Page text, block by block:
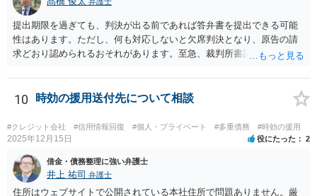
提出期限を過ぎても、判決が出る前であれば答弁書を提出できる可能
性はあります。ただし、何も対応しないと欠席判決となり、原告の請
求どおり認められるおそれがあります。至急、裁判所書記官に連絡し
10 時効の援用送付先について相談
#クレジット会社 #信用情報回復 #個人・プライベート #多重債務 #時効の援用
2025年12月15日 役にたった 2
借金・債務整理に強い弁護士
井上 祐司 弁護士
住所はウェブサイトで公開されている本社住所で問題ありません。厳